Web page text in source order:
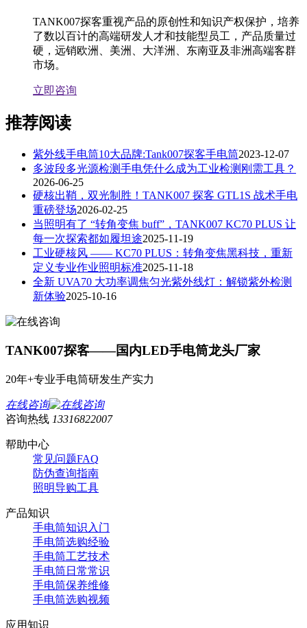
TANK007探客重视产品的原创性和知识产权保护，培养
了数以百计的高端研发人才和技能型员工，产品质量过
硬，远销欧洲、美洲、大洋洲、东南亚及非洲高端客群
市场。
立即咨询
推荐阅读
紫外线手电筒10大品牌:Tank007探客手电筒2023-12-07
多波段多光源检测手电凭什么成为工业检测刚需工具？
2026-06-25
硬核出鞘，双光制胜！TANK007 探客 GTL1S 战术手电
重磅登场2026-02-25
当照明有了 “转角变焦 buff”，TANK007 KC70 PLUS 让
每一次探索都如履坦途2025-11-19
工业硬核风 —— KC70 PLUS：转角变焦黑科技，重新
定义专业作业照明标准2025-11-18
全新 UVA70 大功率调焦匀光紫外线灯：解锁紫外检测
新体验2025-10-16
TANK007探客——国内LED手电筒龙头厂家
20年+专业手电筒研发生产实力
在线咨询
咨询热线 13316822007
帮助中心
常见问题FAQ
防伪查询指南
照明导购工具
产品知识
手电筒知识入门
手电筒选购经验
手电筒工艺技术
手电筒日常常识
手电筒保养维修
手电筒选购视频
应用知识